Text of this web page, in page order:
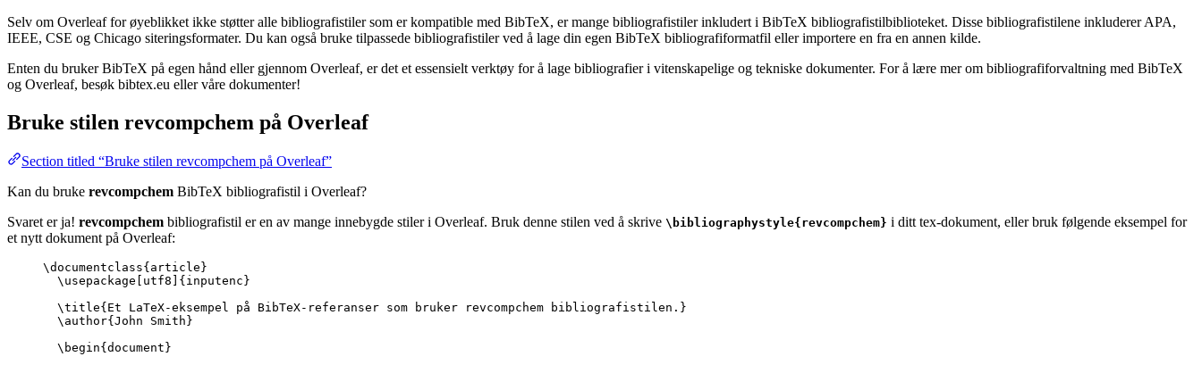
Selv om Overleaf for øyeblikket ikke støtter alle bibliografistiler som er kompatible med BibTeX, er mange bibliografistiler inkludert i BibTeX bibliografistilbiblioteket. Disse bibliografistilene inkluderer APA,
IEEE, CSE og Chicago siteringsformater. Du kan også bruke tilpassede bibliografistiler ved å lage din egen BibTeX bibliografiformatfil eller importere en fra en annen kilde.
Enten du bruker BibTeX på egen hånd eller gjennom Overleaf, er det et essensielt verktøy for å lage bibliografier i vitenskapelige og tekniske dokumenter. For å lære mer om bibliografiforvaltning med BibTeX
og Overleaf, besøk bibtex.eu eller våre dokumenter!
Bruke stilen revcompchem på Overleaf
Section titled “Bruke stilen revcompchem på Overleaf”
Kan du bruke revcompchem BibTeX bibliografistil i Overleaf?
Svaret er ja! revcompchem bibliografistil er en av mange innebygde stiler i Overleaf. Bruk denne stilen ved å skrive \bibliographystyle{revcompchem} i ditt tex-dokument, eller bruk følgende eksempel for
et nytt dokument på Overleaf:
\documentclass{ article }
\usepackage
utf8 ]{ inputenc }
\title{Et LaTeX-eksempel på BibTeX-referanser som bruker revcompchem bibliografistilen.}
\author{John Smith}
\begin{ document }